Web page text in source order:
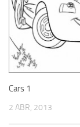
Cars 1
2 ABR, 2013